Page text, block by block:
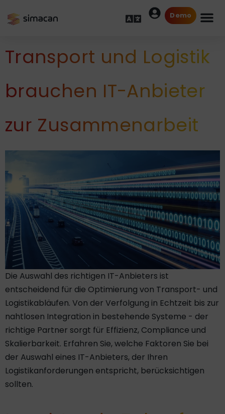
Demo
Transport und Logistik
brauchen IT-Anbieter
zur Zusammenarbeit
Die Auswahl des richtigen IT-Anbieters ist
entscheidend für die Optimierung von Transport- und
Logistikabläufen. Von der Verfolgung in Echtzeit bis zur
nahtlosen Integration in bestehende Systeme - der
richtige Partner sorgt für Effizienz, Compliance und
Skalierbarkeit. Erfahren Sie, welche Faktoren Sie bei
der Auswahl eines IT-Anbieters, der Ihren
Logistikanforderungen entspricht, berücksichtigen
sollten.